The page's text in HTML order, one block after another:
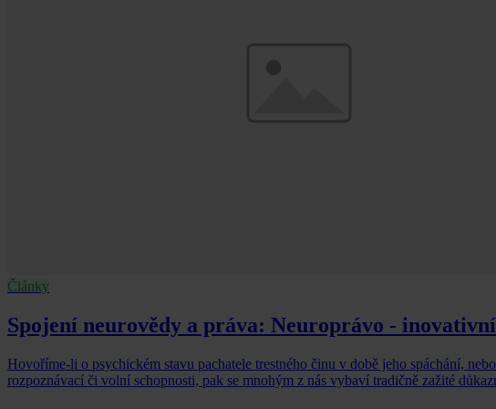
Články
Spojení neurovědy a práva: Neuroprávo -
Hovoříme-li o psychickém stavu pachatele trestného činu v době jeho spáchání,
rozpoznávací či volní schopnosti, pak se mnohým z nás vybaví tradičně zažité